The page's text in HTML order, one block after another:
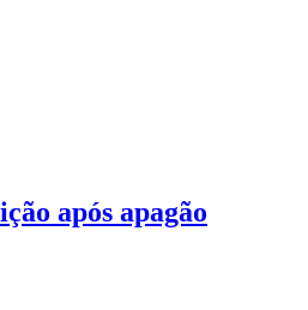
após apagão